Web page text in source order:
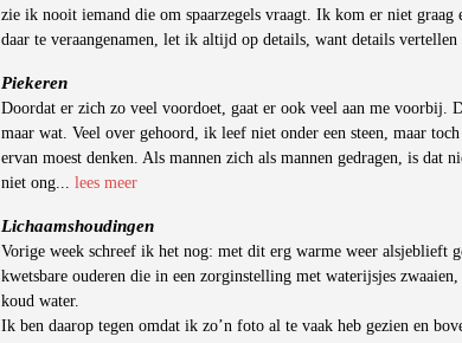
zie ik nooit iemand die om spaarzegels vraagt. Ik kom er niet
daar te veraangenamen, let ik altijd op details, want details vertellen
Piekeren
Doordat er zich zo veel voordoet, gaat er ook veel aan me voorbij.
maar wat. Veel over gehoord, ik leef niet onder een steen, maar
ervan moest denken. Als mannen zich als mannen gedragen, is dat
niet ong... lees meer
Lichaamshoudingen
Vorige week schreef ik het nog: met dit erg warme weer alsjeblieft
kwetsbare ouderen die in een zorginstelling met waterijsjes
koud water.
Ik ben daarop tegen omdat ik zo’n foto al te vaak heb gezien en